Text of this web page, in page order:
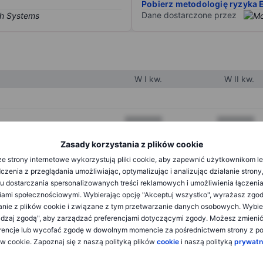
Zasady korzystania z plików cookie
strony internetowe wykorzystują pliki cookie, aby zapewnić użytkownikom
z przeglądania umożliwiając, optymalizując i analizując działanie
dostarczania spersonalizowanych treści reklamowych i umożliwienia
społecznościowymi. Wybierając opcję "Akceptuj wszystko", wyrażasz
z plików cookie i związane z tym przetwarzanie danych osobowych.
zgodą", aby zarządzać preferencjami dotyczącymi zgody. Możesz
lub wycofać zgodę w dowolnym momencie za pośrednictwem strony z
cookie. Zapoznaj się z naszą polityką plików cookie i naszą polityką
Pobierz metodologię ryzyka
Dane dostarczone przez
W I kw. W II kw.
XXXXXXX XXXXXXX
XXXXXXX
XXXXXXX XXXXXXX
XXXXXXX XXXXXXX
XXXXXXX